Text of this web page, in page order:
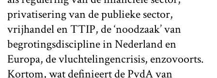
privatisering van de publieke sector,
vrijhandel en TTIP, de ‘noodzaak’ van
begrotingsdiscipline in Nederland en
Europa, de vluchtelingencrisis, enzovoorts.
Kortom, wat definieert de PvdA van